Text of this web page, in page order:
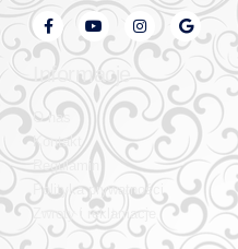
Informacje
O nas
Kontakt
Regulamin
Polityka prywatności
Zwroty i reklamacje